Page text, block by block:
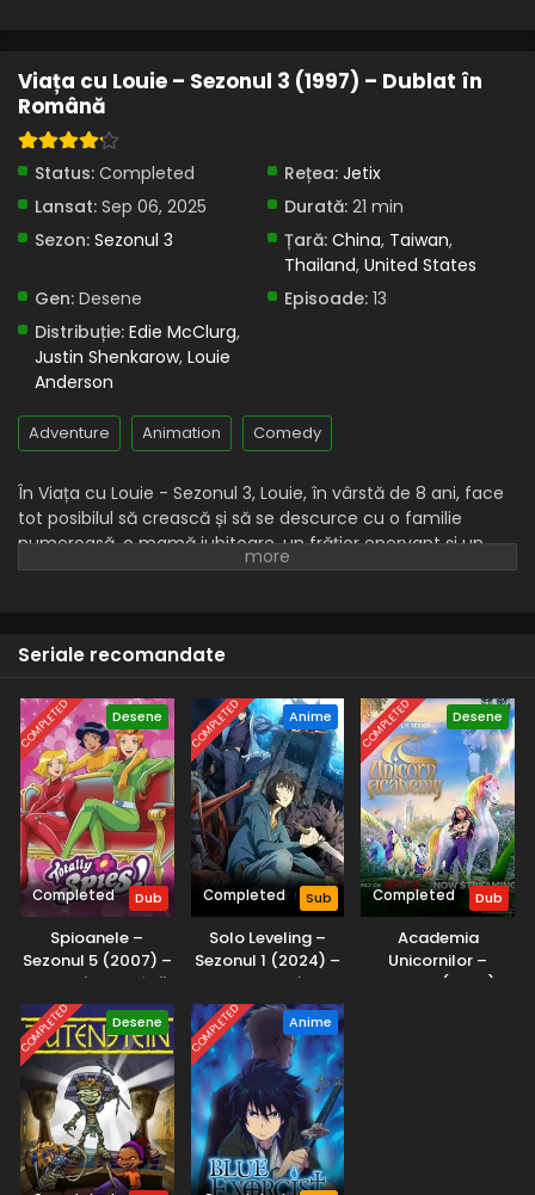
Viața cu Louie – Sezonul 3 (1997) – Dublat în
Română
Status: Completed Rețea: Jetix
Lansat: Sep 06, 2025 Durată: 21 min
Sezon: Sezonul 3 Țară: China, Taiwan,
Thailand, United States
Gen: Desene Episoade: 13
Distribuție: Edie McClurg,
Justin Shenkarow, Louie
Anderson
Adventure Animation Comedy
În Viața cu Louie - Sezonul 3, Louie, în vârstă de 8 ani, face
tot posibilul să crească și să se descurce cu o familie
numeroasă, o mamă iubitoare, un frățior enervant și un
tată veteran militar. Adăugați la asta o serie de certuri
Fiecare episod este un portret plin de umor și căldură
desprins din experiența reală a lui Louie Anderson ca copil în
Midwest.
Seriale recomandate
COMPLETED Desene
Completed Dub
Spioanele –
Sezonul 5 (2007) –
Dublat în Română
COMPLETED Anime
Completed Sub
Solo Leveling –
Sezonul 1 (2024) –
Subtitrat în
Română
COMPLETED Desene
Completed Dub
Academia
Unicornilor –
Sezonul 1 (2023) –
COMPLETED Desene COMPLETED Anime